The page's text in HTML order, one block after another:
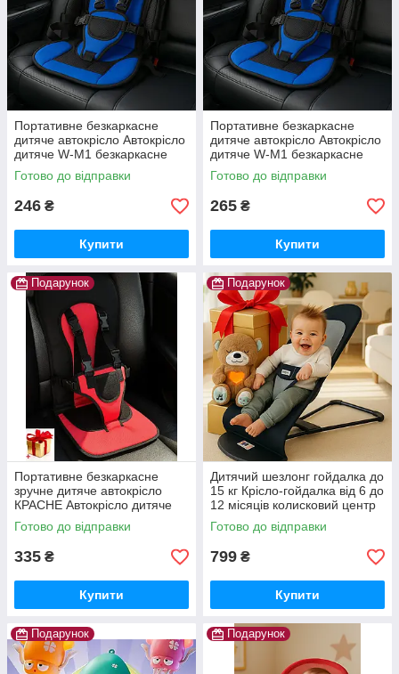
Портативне безкаркасне
дитяче автокрісло Автокрісло
дитяче W-M1 безкаркасне
Готово до відправки
246 ₴
Купити
Портативне безкаркасне
дитяче автокрісло Автокрісло
дитяче W-M1 безкаркасне
Готово до відправки
265 ₴
Купити
Подарунок
Портативне безкаркасне
зручне дитяче автокрісло
КРАСНЕ Автокрісло дитяче
W-M1 безкаркасне Black Red
Готово до відправки
335 ₴
Купити
Подарунок
Дитячий шезлонг гойдалка до
15 кг Крісло-гойдалка від 6 до
12 місяців колисковий центр
дитяча гойдалка
Готово до відправки
799 ₴
Купити
Подарунок Подарунок